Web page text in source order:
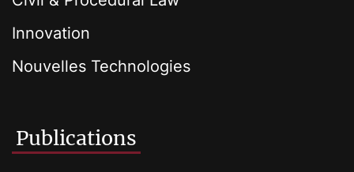
Innovation
Nouvelles Technologies
Publications